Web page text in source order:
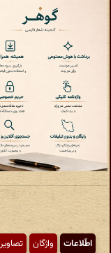
اطّلاعات واژگان تصاویر